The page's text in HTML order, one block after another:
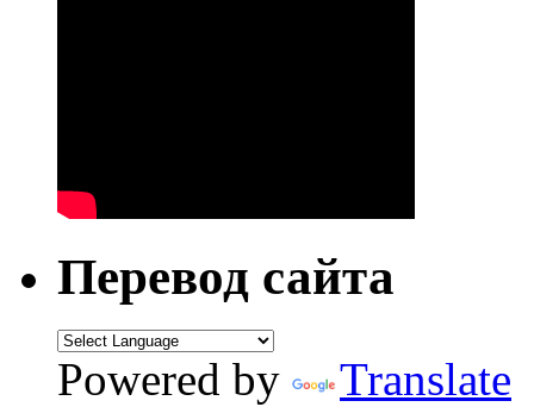
Перевод сайта
Powered by Translate